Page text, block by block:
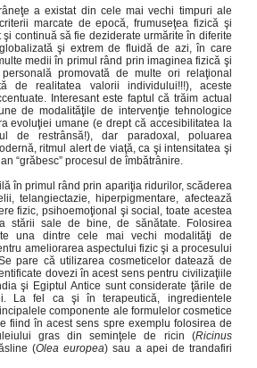
a existat din cele mai vechi timpuri ale
marcate de epocă, frumuseţea fizică şi
continuă să fie deziderate urmărite în diferite
şi extrem de fluidă de azi, în care
medii în primul rând prin imaginea fizică şi
promovată de multe ori relaţional
de realitatea valorii individului!!!), aceste
Interesant este faptul că trăim actual
de modalităţile de intervenţie tehnologice
evoluţiei umane (e drept că accesibilitatea la
de restrânsă!), dar paradoxal, poluarea
ritmul alert de viaţă, ca şi intensitatea şi
“grăbesc” procesul de îmbătrânire.
în primul rând prin apariţia ridurilor, scăderea
telangiectazie, hiperpigmentare, afectează
fizic, psihoemoţional şi social, toate acestea
stării sale de bine, de sănătate. Folosirea
una dintre cele mai vechi modalităţi de
ameliorarea aspectului fizic şi a procesului
pare că utilizarea cosmeticelor datează de
dovezi în acest sens pentru civilizaţiile
şi Egiptul Antice sunt considerate ţările de
La fel ca şi în terapeutică, ingredientele
componente ale formulelor cosmetice
fiind în acest sens spre exemplu folosirea de
gras din seminţele de ricin (Ricinus
(Olea europea) sau a apei de trandafiri